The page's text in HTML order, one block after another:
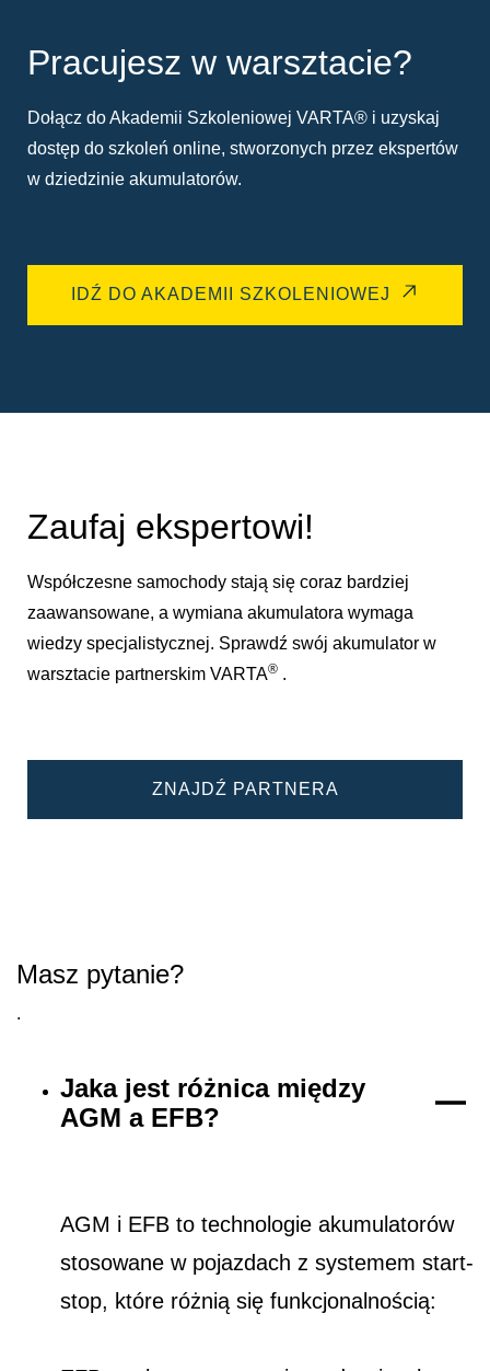
Pracujesz w warsztacie?
Dołącz do Akademii Szkoleniowej VARTA® i uzyskaj
dostęp do szkoleń online, stworzonych przez ekspertów
w dziedzinie akumulatorów.
IDŹ DO AKADEMII SZKOLENIOWEJ
Zaufaj ekspertowi!
Współczesne samochody stają się coraz bardziej
zaawansowane, a wymiana akumulatora wymaga
wiedzy specjalistycznej. Sprawdź swój akumulator w
warsztacie partnerskim VARTA® .
ZNAJDŹ PARTNERA
Masz pytanie?
.
Jaka jest różnica między
AGM a EFB?
AGM i EFB to technologie akumulatorów
stosowane w pojazdach z systemem start-
stop, które różnią się funkcjonalnością: